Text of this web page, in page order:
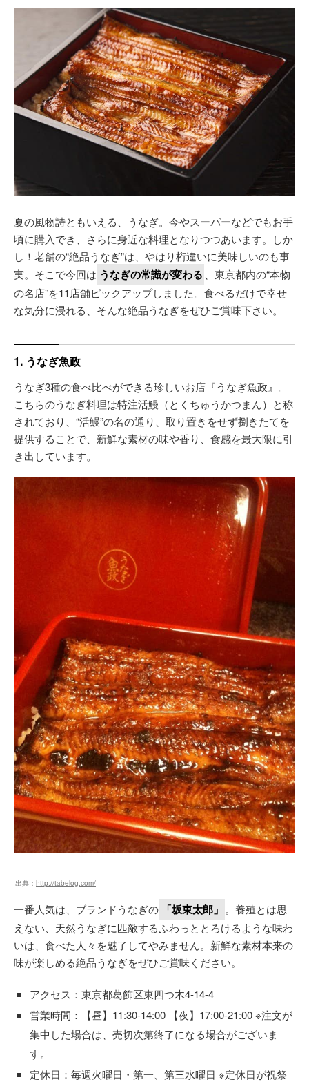
夏の風物詩ともいえる、うなぎ。今やスーパーなどでもお手
頃に購入でき、さらに身近な料理となりつつあいます。しか
し！老舗の“絶品うなぎ”は、やはり桁違いに美味しいのも事
実。そこで今回は うなぎの常識が変わる 、東京都内の“本物
の名店”を11店舗ピックアップしました。食べるだけで幸せ
な気分に浸れる、そんな絶品うなぎをぜひご賞味下さい。
1. うなぎ魚政
うなぎ3種の食べ比べができる珍しいお店『うなぎ魚政』。
こちらのうなぎ料理は特注活鰻（とくちゅうかつまん）と称
されており、“活鰻”の名の通り、取り置きをせず捌きたてを
提供することで、新鮮な素材の味や香り、食感を最大限に引
き出しています。
出典： http://tabelog.com/
一番人気は、ブランドうなぎの 「坂東太郎」 。養殖とは思
えない、天然うなぎに匹敵するふわっととろけるような味わ
いは、食べた人々を魅了してやみません。新鮮な素材本来の
味が楽しめる絶品うなぎをぜひご賞味ください。
アクセス：東京都葛飾区東四つ木4-14-4
営業時間：【昼】11:30-14:00 【夜】17:00-21:00 ※注文が
集中した場合は、売切次第終了になる場合がございま
す。
定休日：毎週火曜日・第一、第三水曜日 ※定休日が祝祭